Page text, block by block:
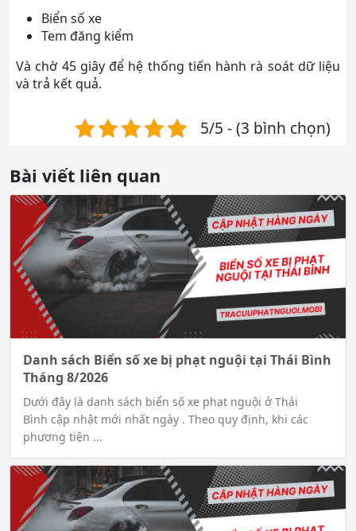
Biển số xe
Tem đăng kiểm
Và chờ 45 giây để hệ thống tiến hành rà soát dữ liệu
và trả kết quả.
5/5 - (3 bình chọn)
Bài viết liên quan
Danh sách Biển số xe bị phạt nguội tại Thái Bình
Tháng 8/2026
Dưới đây là danh sách biển số xe phạt nguội ở Thái
Bình cập nhật mới nhất ngày . Theo quy định, khi các
phương tiện ...